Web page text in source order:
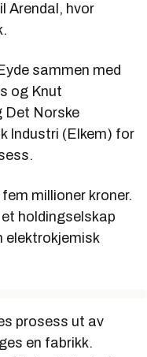
Arendal, hvor
sammen med
og Knut
Det Norske
Industri (Elkem) for
millioner kroner.
holdingselskap
elektrokjemisk
prosess ut av
en fabrikk.